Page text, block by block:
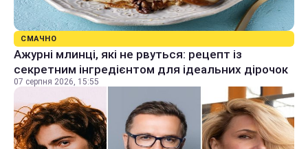
СМАЧНО
Ажурні млинці, які не рвуться: рецепт із
секретним інгредієнтом для ідеальних дірочок
07 серпня 2026, 15:55